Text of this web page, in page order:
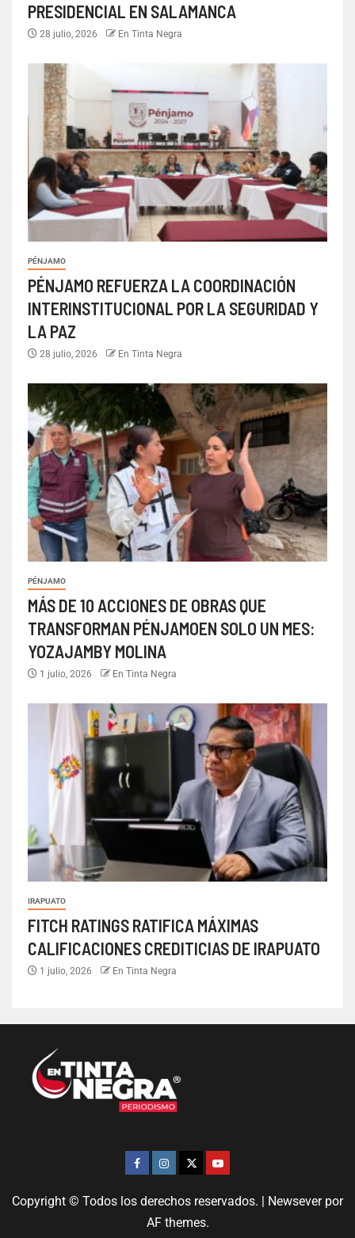
PRESIDENCIAL EN SALAMANCA
28 julio, 2026 En Tinta Negra
PÉNJAMO
PÉNJAMO REFUERZA LA COORDINACIÓN
INTERINSTITUCIONAL POR LA SEGURIDAD Y
LA PAZ
28 julio, 2026 En Tinta Negra
PÉNJAMO
MÁS DE 10 ACCIONES DE OBRAS QUE
TRANSFORMAN PÉNJAMOEN SOLO UN MES:
YOZAJAMBY MOLINA
1 julio, 2026 En Tinta Negra
IRAPUATO
FITCH RATINGS RATIFICA MÁXIMAS
CALIFICACIONES CREDITICIAS DE IRAPUATO
1 julio, 2026 En Tinta Negra
Copyright © Todos los derechos reservados. | Newseverpor
AF themes.